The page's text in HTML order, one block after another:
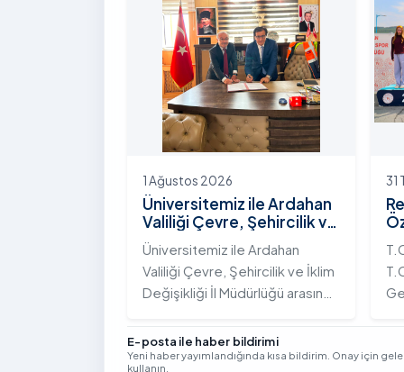
Yolunda Bilim Diplomasisi:
Akademi Lansmanı” programına
katıldı.
1 Ağustos 2026
Üniversitemiz ile Ardahan
Valiliği Çevre, Şehircilik ve
İklim Değişikliği İl
Müdürlüğü Arasında İş
Birliği Protokolü İmzalandı
Üniversitemiz ile Ardahan
Valiliği Çevre, Şehircilik ve İklim
Değişikliği İl Müdürlüğü arasında
güçlendirmek amacıyla
stratejik bir protokole imza
31
E-posta ile haber bildirimi
Yeni haber yayımlandığında kısa bildirim. Onay için
kullanın.